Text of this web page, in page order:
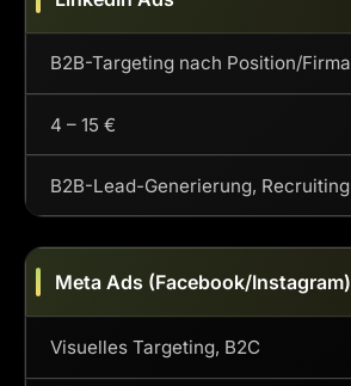
B2B-Targeting nach Position/Firma
4 – 15 €
B2B-Lead-Generierung, Recruiting
Meta Ads (Facebook/Instagram)
Visuelles Targeting, B2C